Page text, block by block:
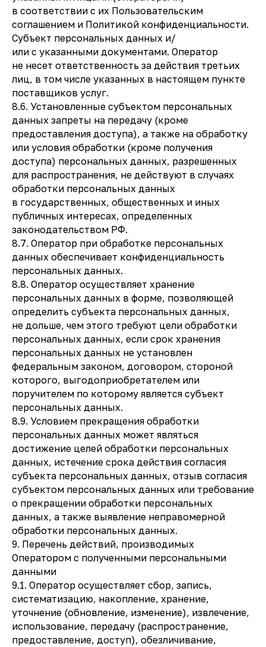
в соответствии с их Пользовательским
соглашением и Политикой конфиденциальности.
Субъект персональных данных и/
или с указанными документами. Оператор
не несет ответственность за действия третьих
лиц, в том числе указанных в настоящем пункте
поставщиков услуг.
8.6. Установленные субъектом персональных
данных запреты на передачу (кроме
предоставления доступа), а также на обработку
или условия обработки (кроме получения
доступа) персональных данных, разрешенных
для распространения, не действуют в случаях
обработки персональных данных
в государственных, общественных и иных
публичных интересах, определенных
законодательством РФ.
8.7. Оператор при обработке персональных
данных обеспечивает конфиденциальность
персональных данных.
8.8. Оператор осуществляет хранение
персональных данных в форме, позволяющей
определить субъекта персональных данных,
не дольше, чем этого требуют цели обработки
персональных данных, если срок хранения
персональных данных не установлен
федеральным законом, договором, стороной
которого, выгодоприобретателем или
поручителем по которому является субъект
персональных данных.
8.9. Условием прекращения обработки
персональных данных может являться
достижение целей обработки персональных
данных, истечение срока действия согласия
субъекта персональных данных, отзыв согласия
субъектом персональных данных или требование
о прекращении обработки персональных
данных, а также выявление неправомерной
обработки персональных данных.
9. Перечень действий, производимых
Оператором с полученными персональными
данными
9.1. Оператор осуществляет сбор, запись,
систематизацию, накопление, хранение,
уточнение (обновление, изменение), извлечение,
использование, передачу (распространение,
предоставление, доступ), обезличивание,